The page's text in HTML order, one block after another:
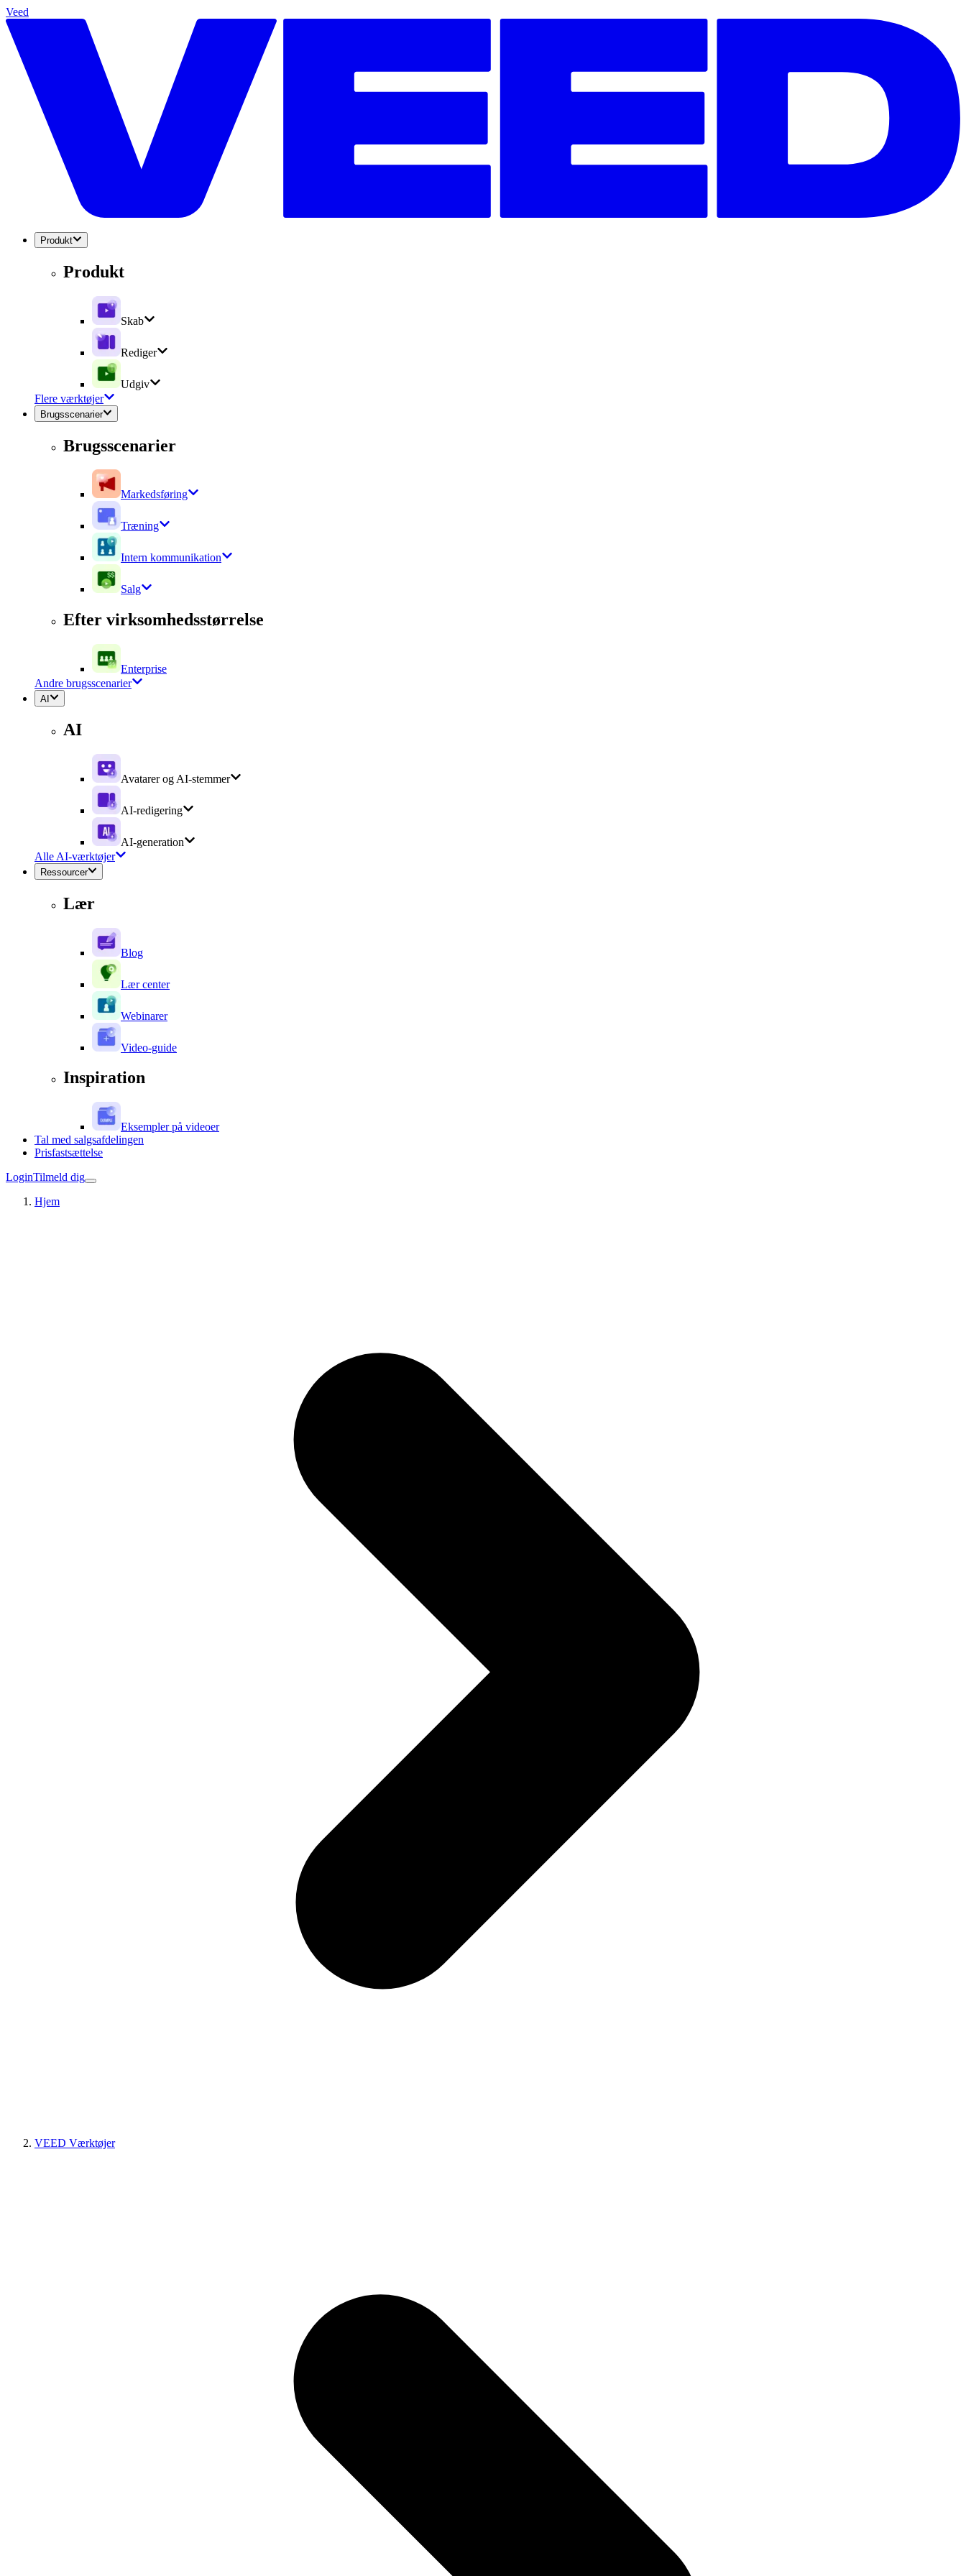
Veed
Produkt
Produkt
Skab
Rediger
Udgiv
Flere værktøjer
Brugsscenarier
Brugsscenarier
Markedsføring
Træning
Intern kommunikation
Salg
Efter virksomhedsstørrelse
Enterprise
Andre brugsscenarier
AI
AI
Avatarer og AI-stemmer
AI-redigering
AI-generation
Alle AI-værktøjer
Ressourcer
Lær
Blog
Lær center
Webinarer
Video-guide
Inspiration
Eksempler på videoer
Tal med salgsafdelingen
Prisfastsættelse
LoginTilmeld dig
Hjem
VEED Værktøjer